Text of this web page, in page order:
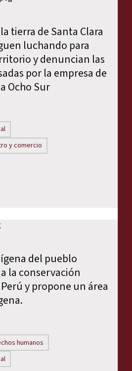
tierra de Santa Clara
luchando para
y denuncian las
por la empresa de
Ocho Sur
y comercio
del pueblo
la conservación
y propone un área
humanos